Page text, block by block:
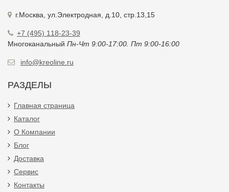
г.Москва, ул.Электродная, д.10, стр.13,15
+7 (495) 118-23-39
Многоканальный Пн-Чт 9:00-17:00. Пт 9:00-16:00
info@kreoline.ru
РАЗДЕЛЫ
Главная страница
Каталог
О Компании
Блог
Доставка
Сервис
Контакты